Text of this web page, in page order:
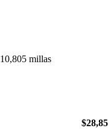
10,805 millas